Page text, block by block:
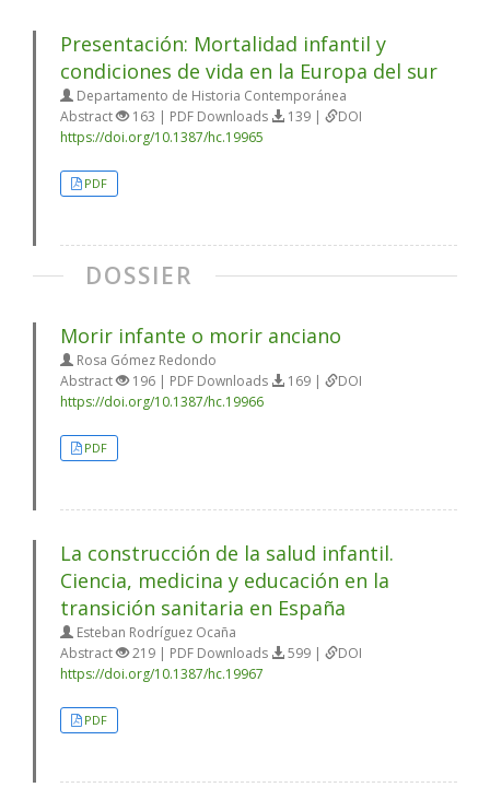
Presentación: Mortalidad infantil y
condiciones de vida en la Europa del sur
Departamento de Historia Contemporánea
Abstract
163 | PDF Downloads 139 |
DOI
https://doi.org/10.1387/hc.19965
PDF
DOSSIER
Morir infante o morir anciano
Rosa Gómez Redondo
Abstract
196 | PDF Downloads 169 |
DOI
https://doi.org/10.1387/hc.19966
PDF
La construcción de la salud infantil.
Ciencia, medicina y educación en la
transición sanitaria en España
Esteban Rodríguez Ocaña
Abstract
219 | PDF Downloads 599 |
DOI
https://doi.org/10.1387/hc.19967
PDF